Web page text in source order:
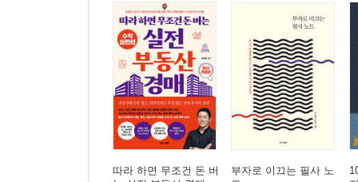
기획부동산에 속아 산 토지의 공유자들과 협의하
: 공유자들과 협의가 지지부진할수록 마음의 여유를
매도를 원하지 않는 공유자, 연락두절되다
: 재산권 행사 반대에 부딪히면 공유물분할청구소송
관리 잘된 납골당 토지 최고의 매도 시나리오
: 더 이상 분할될 수 없는 크기인지 확인
공유자가 사망했더라도 당황하지 않기
따라 하면 무조건 돈 버
부자로 이끄는 필사 노